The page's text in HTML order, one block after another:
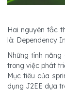
Hai nguyên tắc
là: Dependency
Những tính
trong việc phát
Mục tiêu của
dụng J2EE dựa